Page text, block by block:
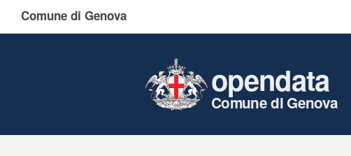
Comune di Genova
opendata
Comune di Genova